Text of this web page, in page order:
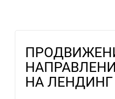
НА ЛЕНДИНГ